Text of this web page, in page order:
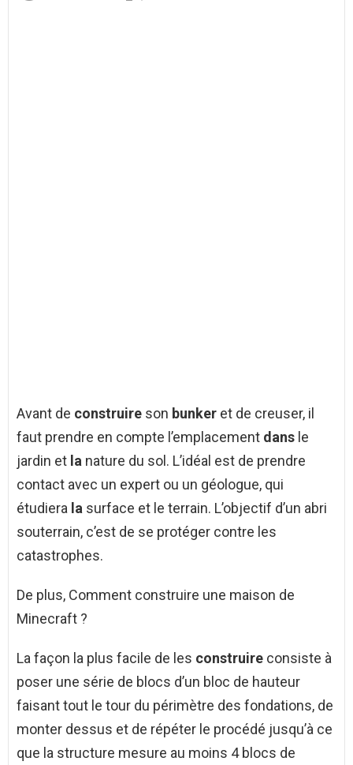
Avant de construire son bunker et de creuser, il
faut prendre en compte l’emplacement dans le
jardin et la nature du sol. L’idéal est de prendre
contact avec un expert ou un géologue, qui
étudiera la surface et le terrain. L’objectif d’un abri
souterrain, c’est de se protéger contre les
catastrophes.
De plus, Comment construire une maison de
Minecraft ?
La façon la plus facile de les construire consiste à
poser une série de blocs d’un bloc de hauteur
faisant tout le tour du périmètre des fondations, de
monter dessus et de répéter le procédé jusqu’à ce
que la structure mesure au moins 4 blocs de